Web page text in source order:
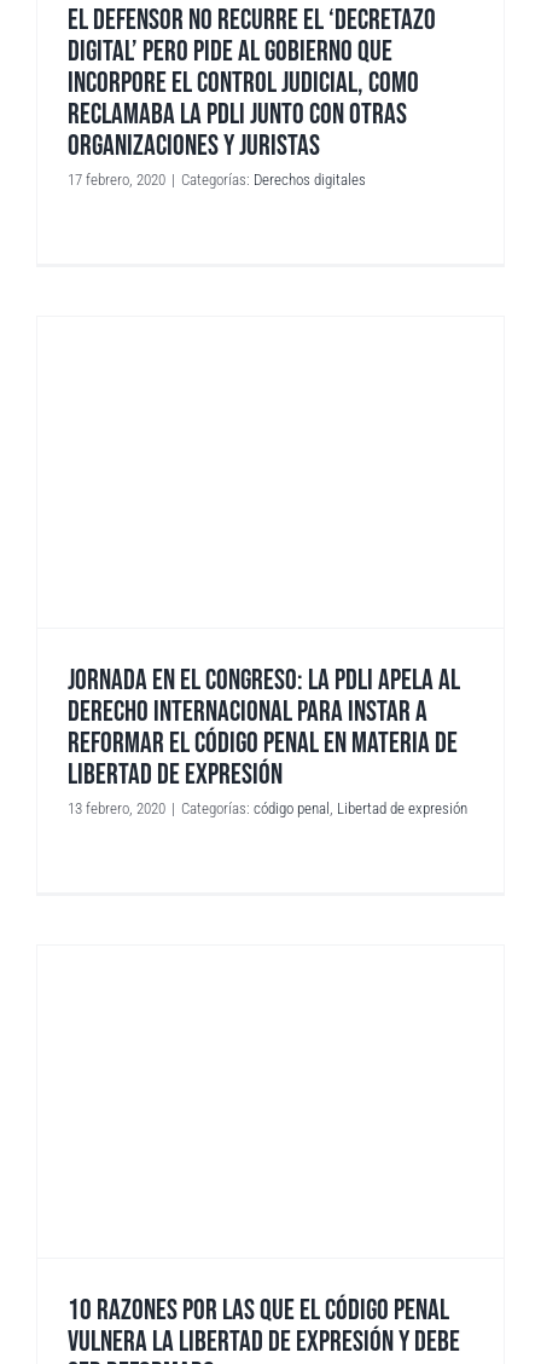
EL DEFENSOR NO RECURRE EL ‘DECRETAZO
DIGITAL’ PERO PIDE AL GOBIERNO QUE
INCORPORE EL CONTROL JUDICIAL, COMO
RECLAMABA LA PDLI JUNTO CON OTRAS
ORGANIZACIONES Y JURISTAS
17 febrero, 2020 | Categorías: Derechos digitales
JORNADA EN EL CONGRESO: LA PDLI APELA AL
DERECHO INTERNACIONAL PARA INSTAR A
REFORMAR EL CÓDIGO PENAL EN MATERIA DE
LIBERTAD DE EXPRESIÓN
13 febrero, 2020 | Categorías: código penal , Libertad de expresión
10 RAZONES POR LAS QUE EL CÓDIGO PENAL
VULNERA LA LIBERTAD DE EXPRESIÓN Y DEBE